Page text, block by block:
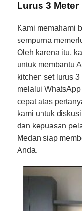
Lurus 3 Meter
Kami memahami
sempurna
Oleh karena itu,
untuk membantu
kitchen set lurus
melalui
cepat atas
kami untuk
dan kepuasan
Medan siap
Anda.